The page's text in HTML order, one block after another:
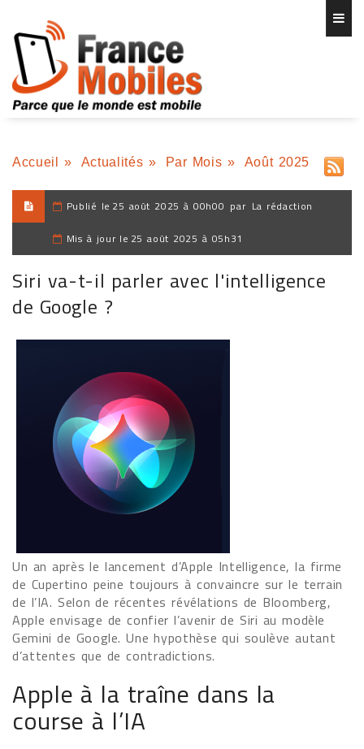
Accueil » Actualités » Par Mois » Août 2025
Publié le 25 août 2025 à 00h00 par La rédaction
Mis à jour le 25 août 2025 à 05h31
Siri va-t-il parler avec l'intelligence
de Google ?
Un an après le lancement d’Apple Intelligence, la firme
de Cupertino peine toujours à convaincre sur le terrain
de l’IA. Selon de récentes révélations de Bloomberg,
Apple envisage de confier l’avenir de Siri au modèle
Gemini de Google. Une hypothèse qui soulève autant
d’attentes que de contradictions.
Apple à la traîne dans la
course à l’IA